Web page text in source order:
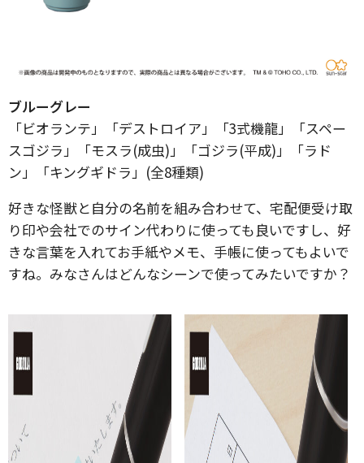
ブルーグレー
「ビオランテ」「デストロイア」「3式機龍」「スペー
スゴジラ」「モスラ(成虫)」「ゴジラ(平成)」「ラド
ン」「キングギドラ」(全8種類)
好きな怪獣と自分の名前を組み合わせて、宅配便受け取
り印や会社でのサイン代わりに使っても良いですし、好
きな言葉を入れてお手紙やメモ、手帳に使ってもよいで
すね。みなさんはどんなシーンで使ってみたいですか？